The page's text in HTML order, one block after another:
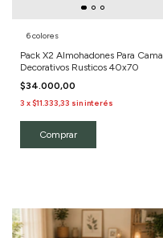
6 colores
Pack X2 Almohadones Para Cama
Decorativos Rusticos 40x70
$34.000,00
3 x$11.333,33 sin interés
Comprar